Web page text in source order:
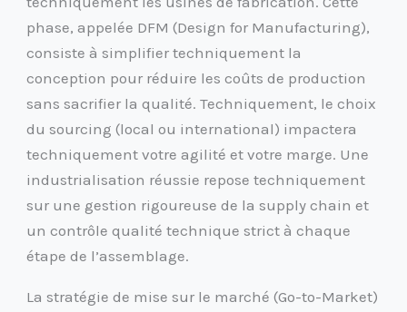
phase, appelée DFM (Design for Manufacturing),
consiste à simplifier techniquement la
conception pour réduire les coûts de production
sans sacrifier la qualité. Techniquement, le choix
du sourcing (local ou international) impactera
techniquement votre agilité et votre marge. Une
industrialisation réussie repose techniquement
sur une gestion rigoureuse de la supply chain et
un contrôle qualité technique strict à chaque
étape de l’assemblage.
La stratégie de mise sur le marché (Go-to-Market)